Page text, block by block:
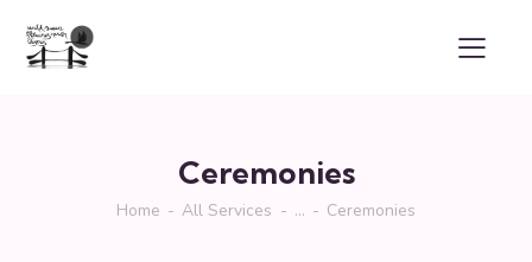
Ceremonies
Home All Services ... Ceremonies